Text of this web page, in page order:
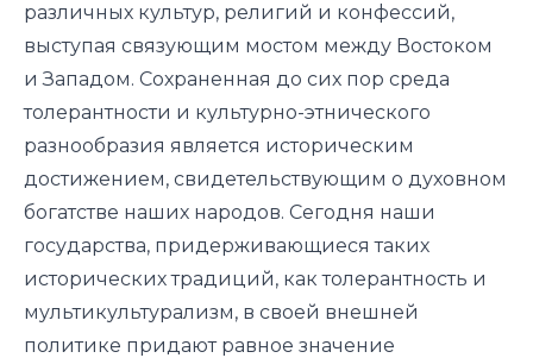
различных культур, религий и конфессий,
выступая связующим мостом между Востоком
и Западом. Сохраненная до сих пор среда
толерантности и культурно-этнического
разнообразия является историческим
достижением, свидетельствующим о духовном
богатстве наших народов. Сегодня наши
государства, придерживающиеся таких
исторических традиций, как толерантность и
мультикультурализм, в своей внешней
политике придают равное значение